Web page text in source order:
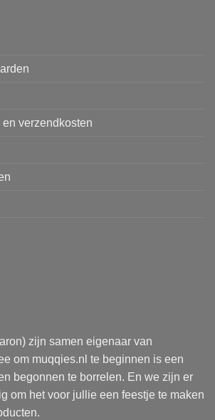
verzendkosten
zijn samen eigenaar van
om muqqies.nl te beginnen is een
begonnen te borrelen. En we zijn er
om het voor jullie een feestje te maken